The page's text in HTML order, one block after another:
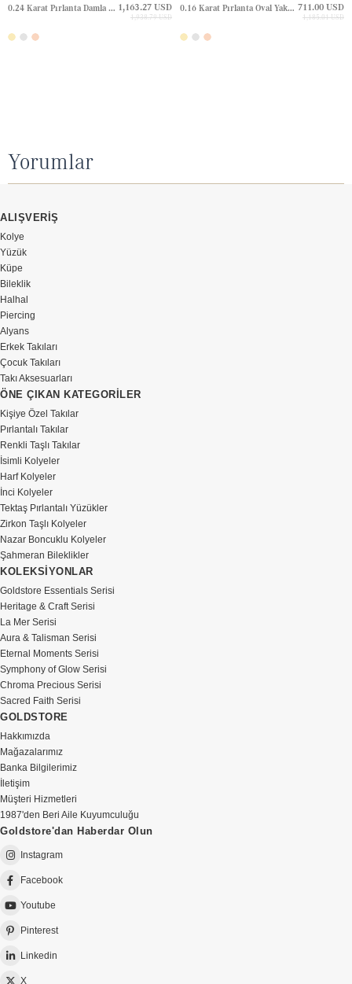
0.24 Karat Pırlanta Damla Zümrüt Halo Çivili Altın Küpe 1,163.27 USD
1,938.79 USD
0.16 Karat Pırlanta Oval Yakut Halo Çivili Altın Küpe 711.00 USD
1,185.01 USD
Yorumlar
ALIŞVERİŞ
Kolye
Yüzük
Küpe
Bileklik
Halhal
Piercing
Alyans
Erkek Takıları
Çocuk Takıları
Takı Aksesuarları
ÖNE ÇIKAN KATEGORİLER
Kişiye Özel Takılar
Pırlantalı Takılar
Renkli Taşlı Takılar
İsimli Kolyeler
Harf Kolyeler
İnci Kolyeler
Tektaş Pırlantalı Yüzükler
Zirkon Taşlı Kolyeler
Nazar Boncuklu Kolyeler
Şahmeran Bileklikler
KOLEKSİYONLAR
Goldstore Essentials Serisi
Heritage & Craft Serisi
La Mer Serisi
Aura & Talisman Serisi
Eternal Moments Serisi
Symphony of Glow Serisi
Chroma Precious Serisi
Sacred Faith Serisi
GOLDSTORE
Hakkımızda
Mağazalarımız
Banka Bilgilerimiz
İletişim
Müşteri Hizmetleri
1987'den Beri Aile Kuyumculuğu
Goldstore'dan Haberdar Olun
Instagram
Facebook
Youtube
Pinterest
Linkedin
X